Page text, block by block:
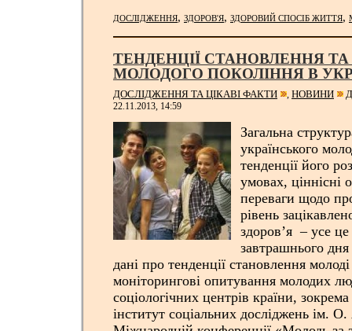
ДОСЛІДЖЕННЯ, ЗДОРОВ'Я, ЗДОРОВИЙ СПОСІБ ЖИТТЯ,
ТЕНДЕНЦІЇ СТАНОВЛЕННЯ
МОЛОДОГО ПОКОЛІННЯ В
ДОСЛІДЖЕННЯ ТА ЦІКАВІ ФАКТИ , НОВИНИ
22.11.2013, 14:59
Загальна
українського
тенденції його
умовах, ціннісні
переваги щодо
рівень
здоров’я – усе
завтрашнього
дані про тенденції становлення
моніторингові опитування молодих
соціологічних центрів країни,
інститут соціальних досліджень ім.